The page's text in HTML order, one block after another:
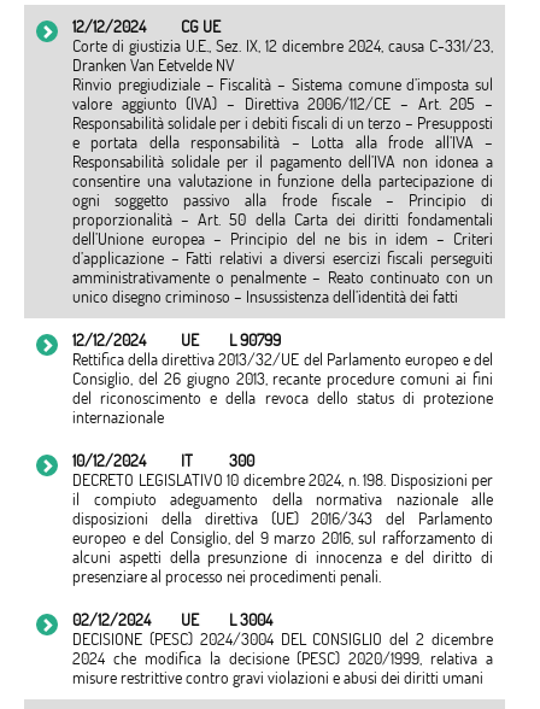
12/12/2024
CG UE
Corte di giustizia U.E., Sez. IX, 12 dicembre 2024, causa C-331/23,
Dranken Van Eetvelde NV
Rinvio pregiudiziale – Fiscalità – Sistema comune d’imposta sul
valore aggiunto (IVA) – Direttiva 2006/112/CE – Art. 205 –
Responsabilità solidale per i debiti fiscali di un terzo – Presupposti
e portata della responsabilità – Lotta alla frode all’IVA –
Responsabilità solidale per il pagamento dell’IVA non idonea a
consentire una valutazione in funzione della partecipazione di
ogni soggetto passivo alla frode fiscale – Principio di
proporzionalità – Art. 50 della Carta dei diritti fondamentali
dell’Unione europea – Principio del ne bis in idem – Criteri
d’applicazione – Fatti relativi a diversi esercizi fiscali perseguiti
amministrativamente o penalmente – Reato continuato con un
unico disegno criminoso – Insussistenza dell’identità dei fatti
12/12/2024
UE
L 90799
Rettifica della direttiva 2013/32/UE del Parlamento europeo e del
Consiglio, del 26 giugno 2013, recante procedure comuni ai fini
del riconoscimento e della revoca dello status di protezione
internazionale
10/12/2024
IT
300
DECRETO LEGISLATIVO 10 dicembre 2024, n. 198. Disposizioni per
il compiuto adeguamento della normativa nazionale alle
disposizioni della direttiva (UE) 2016/343 del Parlamento
europeo e del Consiglio, del 9 marzo 2016, sul rafforzamento di
alcuni aspetti della presunzione di innocenza e del diritto di
presenziare al processo nei procedimenti penali.
02/12/2024
UE
L 3004
DECISIONE (PESC) 2024/3004 DEL CONSIGLIO del 2 dicembre
2024 che modifica la decisione (PESC) 2020/1999, relativa a
misure restrittive contro gravi violazioni e abusi dei diritti umani